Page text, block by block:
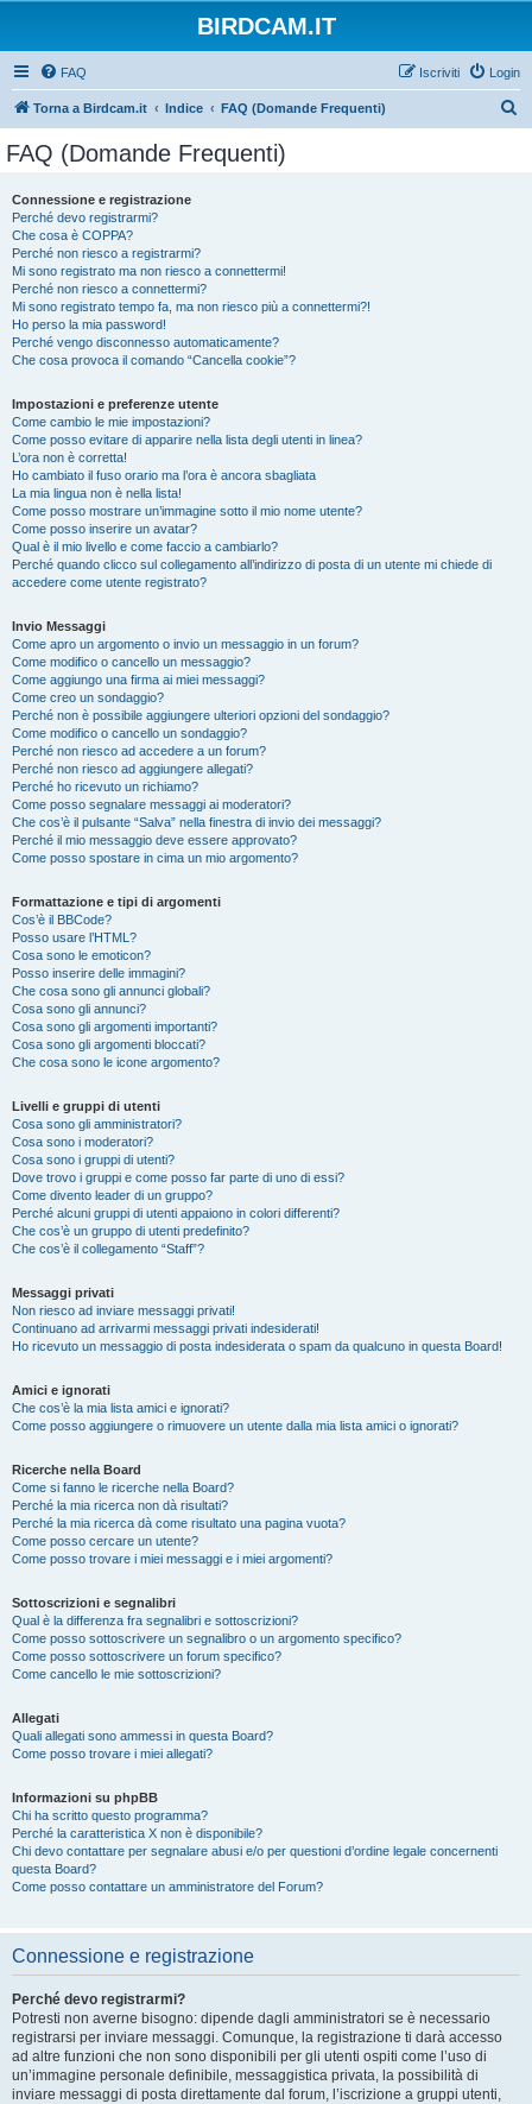
BIRDCAM.IT
FAQ Login
Iscriviti
Torna a Birdcam.it Indice FAQ (Domande Frequenti)
FAQ (Domande Frequenti)
Connessione e registrazione
Perché devo registrarmi?
Che cosa è COPPA?
Perché non riesco a registrarmi?
Mi sono registrato ma non riesco a connettermi!
Perché non riesco a connettermi?
Mi sono registrato tempo fa, ma non riesco più a connettermi?!
Ho perso la mia password!
Perché vengo disconnesso automaticamente?
Che cosa provoca il comando “Cancella cookie”?
Impostazioni e preferenze utente
Come cambio le mie impostazioni?
Come posso evitare di apparire nella lista degli utenti in linea?
L’ora non è corretta!
Ho cambiato il fuso orario ma l’ora è ancora sbagliata
La mia lingua non è nella lista!
Come posso mostrare un’immagine sotto il mio nome utente?
Come posso inserire un avatar?
Qual è il mio livello e come faccio a cambiarlo?
Perché quando clicco sul collegamento all’indirizzo di posta di un utente mi chiede di
accedere come utente registrato?
Invio Messaggi
Come apro un argomento o invio un messaggio in un forum?
Come modifico o cancello un messaggio?
Come aggiungo una firma ai miei messaggi?
Come creo un sondaggio?
Perché non è possibile aggiungere ulteriori opzioni del sondaggio?
Come modifico o cancello un sondaggio?
Perché non riesco ad accedere a un forum?
Perché non riesco ad aggiungere allegati?
Perché ho ricevuto un richiamo?
Come posso segnalare messaggi ai moderatori?
Che cos’è il pulsante “Salva” nella finestra di invio dei messaggi?
Perché il mio messaggio deve essere approvato?
Come posso spostare in cima un mio argomento?
Formattazione e tipi di argomenti
Cos’è il BBCode?
Posso usare l’HTML?
Cosa sono le emoticon?
Posso inserire delle immagini?
Che cosa sono gli annunci globali?
Cosa sono gli annunci?
Cosa sono gli argomenti importanti?
Cosa sono gli argomenti bloccati?
Che cosa sono le icone argomento?
Livelli e gruppi di utenti
Cosa sono gli amministratori?
Cosa sono i moderatori?
Cosa sono i gruppi di utenti?
Dove trovo i gruppi e come posso far parte di uno di essi?
Come divento leader di un gruppo?
Perché alcuni gruppi di utenti appaiono in colori differenti?
Che cos’è un gruppo di utenti predefinito?
Che cos’è il collegamento “Staff”?
Messaggi privati
Non riesco ad inviare messaggi privati!
Continuano ad arrivarmi messaggi privati indesiderati!
Ho ricevuto un messaggio di posta indesiderata o spam da qualcuno in questa Board!
Amici e ignorati
Che cos’è la mia lista amici e ignorati?
Come posso aggiungere o rimuovere un utente dalla mia lista amici o ignorati?
Ricerche nella Board
Come si fanno le ricerche nella Board?
Perché la mia ricerca non dà risultati?
Perché la mia ricerca dà come risultato una pagina vuota?
Come posso cercare un utente?
Come posso trovare i miei messaggi e i miei argomenti?
Sottoscrizioni e segnalibri
Qual è la differenza fra segnalibri e sottoscrizioni?
Come posso sottoscrivere un segnalibro o un argomento specifico?
Come posso sottoscrivere un forum specifico?
Come cancello le mie sottoscrizioni?
Allegati
Quali allegati sono ammessi in questa Board?
Come posso trovare i miei allegati?
Informazioni su phpBB
Chi ha scritto questo programma?
Perché la caratteristica X non è disponibile?
Chi devo contattare per segnalare abusi e/o per questioni d’ordine legale concernenti
questa Board?
Come posso contattare un amministratore del Forum?
Connessione e registrazione
Perché devo registrarmi?
Potresti non averne bisogno: dipende dagli amministratori se è necessario
registrarsi per inviare messaggi. Comunque, la registrazione ti darà accesso
ad altre funzioni che non sono disponibili per gli utenti ospiti come l’uso di
un’immagine personale definibile, messaggistica privata, la possibilità di
inviare messaggi di posta direttamente dal forum, l’iscrizione a gruppi utenti,